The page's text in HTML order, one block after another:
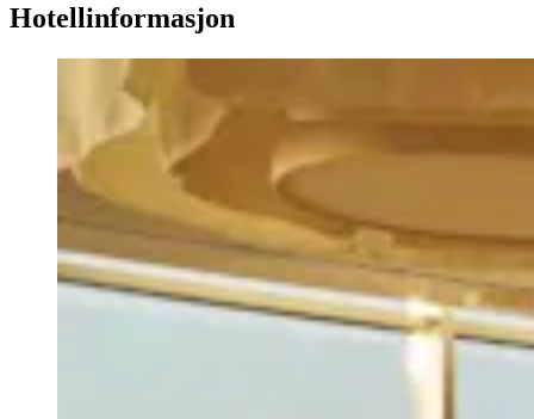
Hotellinformasjon